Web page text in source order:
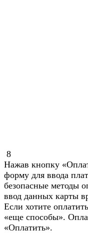
8
Нажав кнопку
форму для ввода
безопасные
ввод данных карты
Если хотите
«еще способы».
«Оплатить».